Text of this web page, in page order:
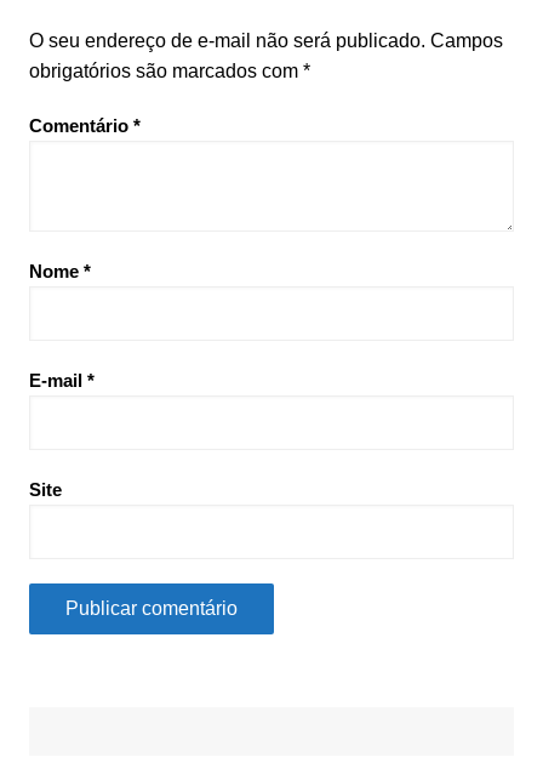
O seu endereço de e-mail não será publicado. Campos
obrigatórios são marcados com *
Comentário *
Nome *
E-mail *
Site